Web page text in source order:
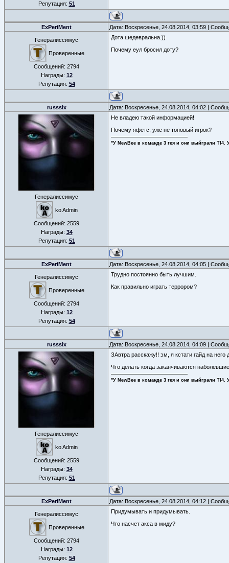
Репутация: 51
ExPeriMent Дата: Воскресенье, 24.08.2014, 03:59 |
Генералиссимус
Проверенные
Сообщений: 2794
Награды: 12
Репутация: 54
Дота шедевральна.))
Почему еул бросил доту?
russsix Дата: Воскресенье, 24.08.2014, 04:02 |
Генералиссимус
ko Admin
Сообщений: 2559
Награды: 34
Репутация: 51
Не владею такой информацией!
Почему яфетс, уже не топовый игрок?
"У NewBee в команде 3 гея и они выйграли
ExPeriMent Дата: Воскресенье, 24.08.2014, 04:05 |
Генералиссимус
Проверенные
Сообщений: 2794
Награды: 12
Репутация: 54
Трудно постоянно быть лучшим.
Как правильно играть террором?
russsix Дата: Воскресенье, 24.08.2014, 04:09 |
Генералиссимус
ko Admin
Сообщений: 2559
Награды: 34
Репутация: 51
ЗАвтра расскажу!! эм, я кстати гайд на
Что делать когда заканчиваются
"У NewBee в команде 3 гея и они выйграли
ExPeriMent Дата: Воскресенье, 24.08.2014, 04:12 |
Генералиссимус
Проверенные
Сообщений: 2794
Награды: 12
Репутация: 54
Придумывать и придумывать.
Что насчет акса в миду?